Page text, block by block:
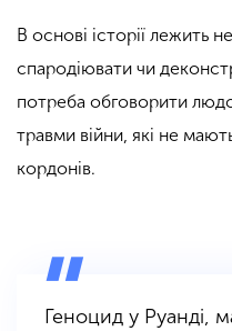
В основі історії лежить
спародіювати чи
потреба обговорити
травми війни, які не
кордонів.
Геноцид у Руанді,